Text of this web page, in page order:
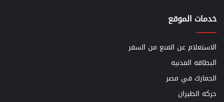
خدمات الموقع
الاستعلام عن المنع من السفر
البطاقه المدنيه
الجمارك في مصر
حركه الطيران